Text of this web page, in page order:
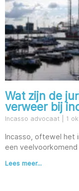
Wat zijn de
verweer bij
Incasso advocaat 1
Incasso, oftewel het
een
Lees meer...